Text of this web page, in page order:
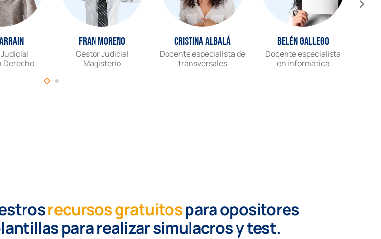
Derecho
Fran Moreno
Gestor Judicial
Magisterio
Cristina Albalá
Docente especialista de
transversales
Belén Gallego
Docente especialista
en informática
recursos gratuitospara opositores
para realizar simulacros y test.